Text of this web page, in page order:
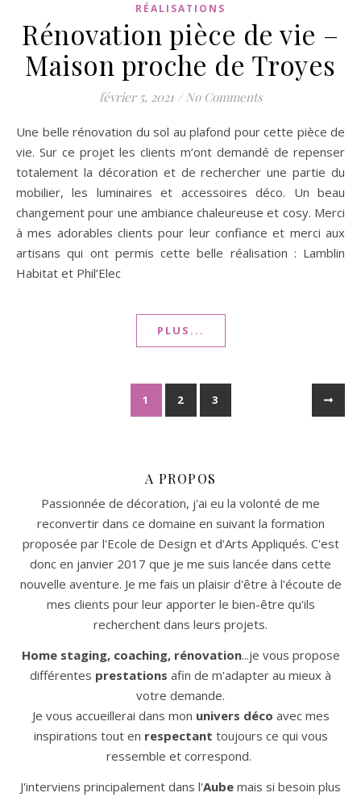
RÉALISATIONS
Rénovation pièce de vie –
Maison proche de Troyes
février 5, 2021 / No Comments
Une belle rénovation du sol au plafond pour cette pièce de
vie. Sur ce projet les clients m’ont demandé de repenser
totalement la décoration et de rechercher une partie du
mobilier, les luminaires et accessoires déco. Un beau
changement pour une ambiance chaleureuse et cosy. Merci
à mes adorables clients pour leur confiance et merci aux
artisans qui ont permis cette belle réalisation : Lamblin
Habitat et Phil’Elec
PLUS...
1 2 3
A PROPOS
Passionnée de décoration, j'ai eu la volonté de me
reconvertir dans ce domaine en suivant la formation
proposée par l'Ecole de Design et d'Arts Appliqués. C'est
donc en janvier 2017 que je me suis lancée dans cette
nouvelle aventure. Je me fais un plaisir d'être à l'écoute de
mes clients pour leur apporter le bien-être qu'ils
recherchent dans leurs projets.
Home staging, coaching, rénovation...je vous propose
différentes prestations afin de m'adapter au mieux à
votre demande.
Je vous accueillerai dans mon univers déco avec mes
inspirations tout en respectant toujours ce qui vous
ressemble et correspond.
J'interviens principalement dans l'Aube mais si besoin plus